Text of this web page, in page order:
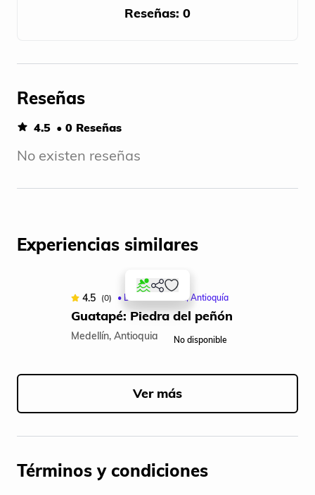
Reseñas: 0
Reseñas
4.5 • 0 Reseñas
No existen reseñas
Experiencias similares
4.5 (0) • Desde: Medellín, Antioquía
Guatapé: Piedra del peñón
Medellín, Antioquia No disponible
1
5
Ver más
Términos y condiciones